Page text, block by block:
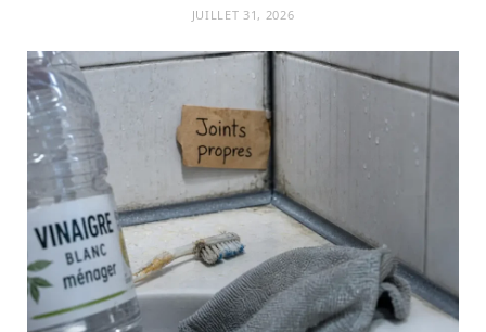
JUILLET 31, 2026